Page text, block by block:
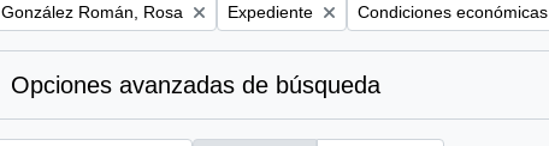
Remove filter:
González Román, Rosa Remove filter:
Expediente Remove filter:
Condiciones económicas
Opciones avanzadas de búsqueda